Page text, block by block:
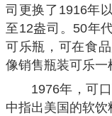
司更换了1916年
至12盎司。50年
可乐瓶，可在食
像销售瓶装可乐一
1976年，可
中指出美国的软